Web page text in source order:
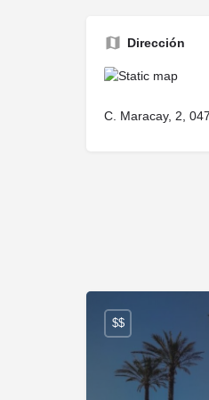
Dirección
C. Maracay, 2,
$$